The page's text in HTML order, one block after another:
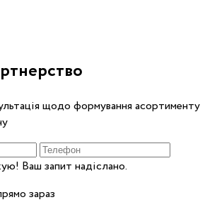
щодо формування асортименту
Ваш запит надіслано.
зараз